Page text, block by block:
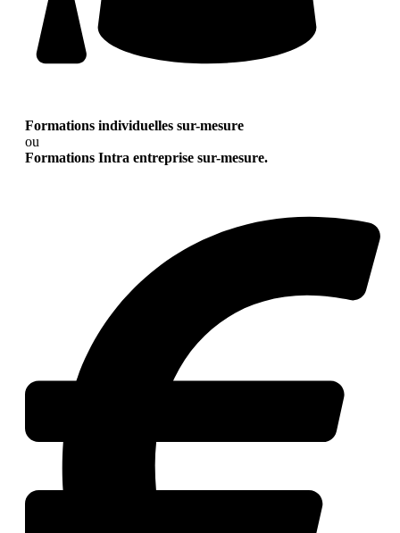
Formations individuelles sur-mesure
ou
Formations Intra entreprise sur-mesure.